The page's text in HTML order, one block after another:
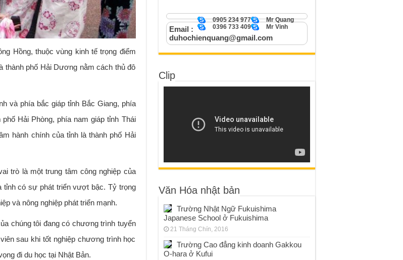
Hồng, thuộc vùng kinh tế trọng điểm
thành phố Hải Dương nằm cách thủ đô
và phía bắc giáp tỉnh Bắc Giang, phía
Hải Phòng, phía nam giáp tỉnh Thái
hành chính của tỉnh là thành phố Hải
trò là một trung tâm công nghiệp của
tỉnh có sự phát triển vượt bậc. Tỷ trọng
và nông nghiệp phát triển mạnh.
chúng tôi đang có chương trình tuyển
sau khi tốt nghiệp chương trình học
đi du học tại Nhật Bản.
Mr Quang
0905 234 977
Mr Vinh
0396 733 409
Email :
duhochienquang@gmail.com
Clip
Văn Hóa nhật bản
Trường Nhật Ngữ Fukuishima
Japanese School ở Fukuishima
21 Tháng Chín, 2016
Trường Cao đẳng kinh doanh Gakkou
O-hara ở Kufui